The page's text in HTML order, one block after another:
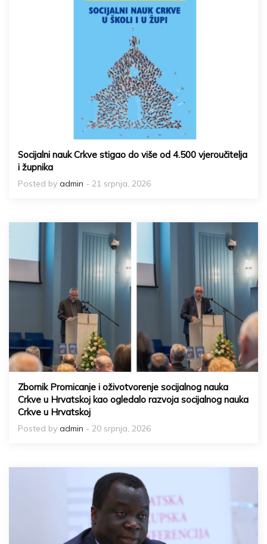
Socijalni nauk Crkve stigao do više od 4.500 vjeroučitelja
i župnika
Posted by admin - 21 srpnja, 2026
Zbornik Promicanje i oživotvorenje socijalnog nauka
Crkve u Hrvatskoj kao ogledalo razvoja socijalnog nauka
Crkve u Hrvatskoj
Posted by admin - 20 srpnja, 2026